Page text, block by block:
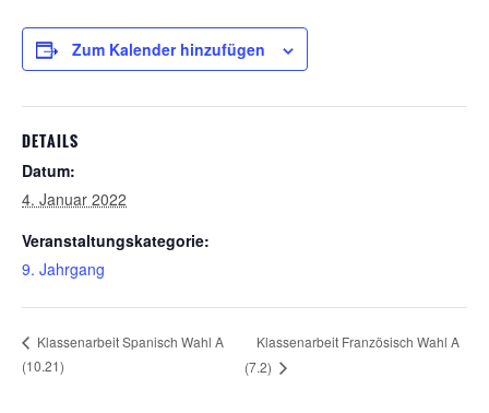
Zum Kalender hinzufügen
DETAILS
Datum:
4. Januar 2022
Veranstaltungskategorie:
9. Jahrgang
Klassenarbeit Spanisch Wahl A
(10.21)
Klassenarbeit Französisch Wahl A
(7.2)